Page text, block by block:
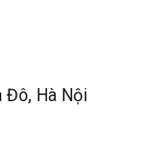
Đô, Hà Nội